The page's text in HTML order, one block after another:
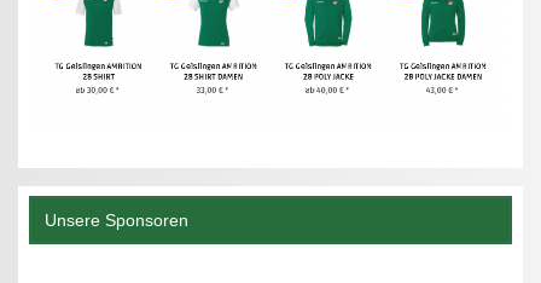
Unsere Sponsoren